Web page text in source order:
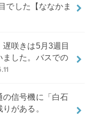
でした【ななかま
咲きは5月3週目
ました。バスでの
の信号機に「白石
がある。